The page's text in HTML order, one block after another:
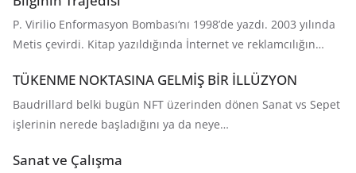
P. Virilio Enformasyon Bombası‘nı 1998’de yazdı. 2003 yılında
Metis çevirdi. Kitap yazıldığında İnternet ve reklamcılığın…
TÜKENME NOKTASINA GELMİŞ BİR İLLÜZYON
Baudrillard belki bugün NFT üzerinden dönen Sanat vs Sepet
işlerinin nerede başladığını ya da neye…
Sanat ve Çalışma